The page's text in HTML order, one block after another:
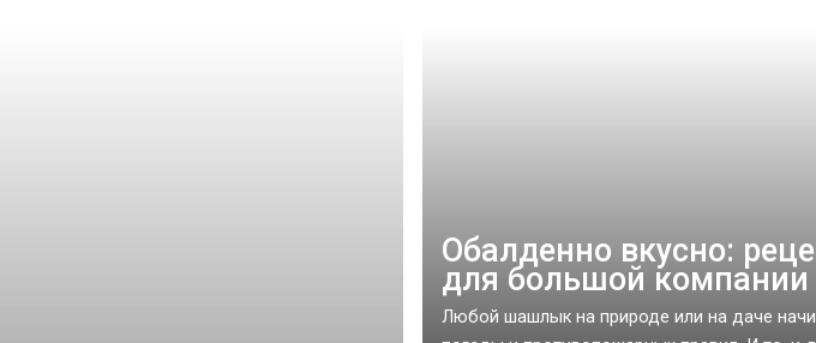
Обалденно вкусно:
для большой компании
Любой шашлык на природе или на даче